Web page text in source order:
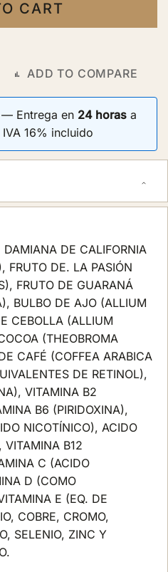
CART
ADD TO COMPARE
Entrega en 24 horasa
16% incluido
DE CALIFORNIA
FRUTO DE. LA PASIÓN
FRUTO DE GUARANÁ
BULBO DE AJO (ALLIUM
CEBOLLA (ALLIUM
(THEOBROMA
CAFÉ (COFFEA ARABICA
DE RETINOL),
VITAMINA B2
B6 (PIRIDOXINA),
NICOTÍNICO), ACIDO
VITAMINA B12
C (ACIDO
D (COMO
E (EQ. DE
COBRE, CROMO,
SELENIO, ZINC Y